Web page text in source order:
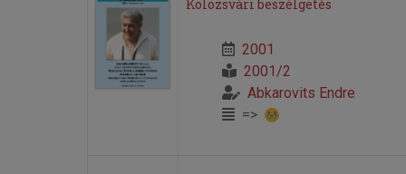
Kolozsvári beszélgetés
2001
2001/2
Abkarovits Endre
=>